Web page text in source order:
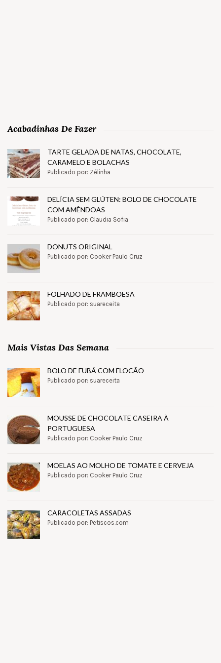
Acabadinhas De Fazer
TARTE GELADA DE NATAS, CHOCOLATE,
CARAMELO E BOLACHAS
Publicado por: Zélinha
DELÍCIA SEM GLÚTEN: BOLO DE CHOCOLATE
COM AMÊNDOAS
Publicado por: Claudia Sofia
DONUTS ORIGINAL
Publicado por: Cooker Paulo Cruz
FOLHADO DE FRAMBOESA
Publicado por: suareceita
Mais Vistas Das Semana
BOLO DE FUBÁ COM FLOCÃO
Publicado por: suareceita
MOUSSE DE CHOCOLATE CASEIRA À
PORTUGUESA
Publicado por: Cooker Paulo Cruz
MOELAS AO MOLHO DE TOMATE E CERVEJA
Publicado por: Cooker Paulo Cruz
CARACOLETAS ASSADAS
Publicado por: Petiscos.com